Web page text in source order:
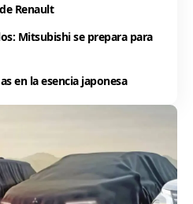
Renault
Mitsubishi se prepara para
en la esencia japonesa